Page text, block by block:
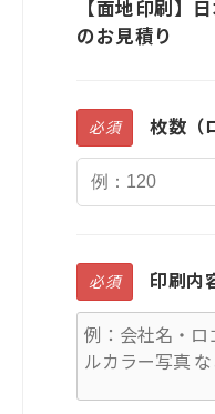
【面地印刷】
のお見積り
必須 枚数（
必須 印刷内